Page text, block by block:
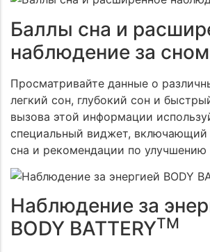
Баллы сна и
наблюдение за сном
Просматривайте данные о
легкий сон, глубокий сон и
вызова этой информации
специальный виджет, включающий
сна и рекомендации по улучшению
Наблюдение за
BODY BATTERYTM
Заказать
чтобы ответить на все ваши
Задать
Вы можете задать любой вопрос
продукции или работы
постараемся ответить на него как
подробнее.
Заполните форму и наш менеджер